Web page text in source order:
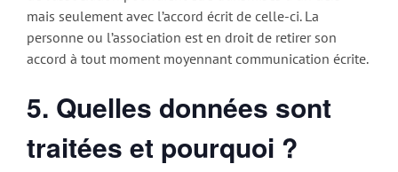
mais seulement avec l’accord écrit de celle-ci. La
personne ou l’association est en droit de retirer son
accord à tout moment moyennant communication écrite.
5. Quelles données sont
traitées et pourquoi ?